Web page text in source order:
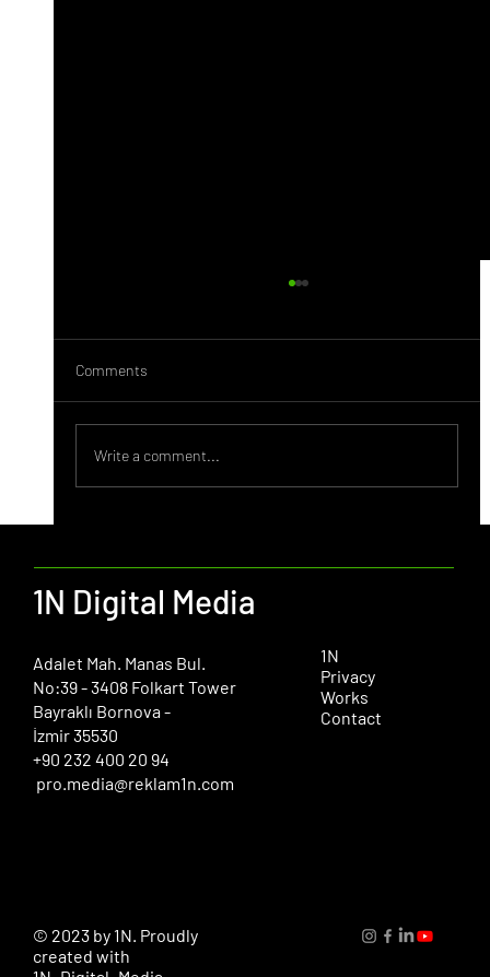
Behance Nedir?
Comments
Write a comment...
​Adalet Mah. Manas Bul.
No:39 - 3408 Folkart Tower
Bayraklı Bornova -
İzmir 35530
+90 232 400 20 94
pro.media@reklam1n.com
1N Digital Media
1N
Privacy
Works
Contact
© 2023 by 1N. Proudly
created with